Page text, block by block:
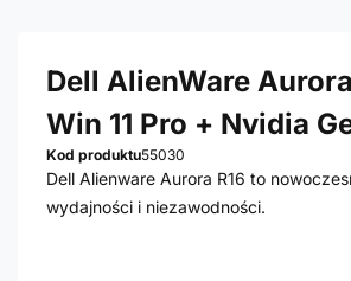
Dell AlienWare
Win 11 Pro + Nvidia
Kod produktu55030
Dell Alienware Aurora R16 to
wydajności i niezawodności.